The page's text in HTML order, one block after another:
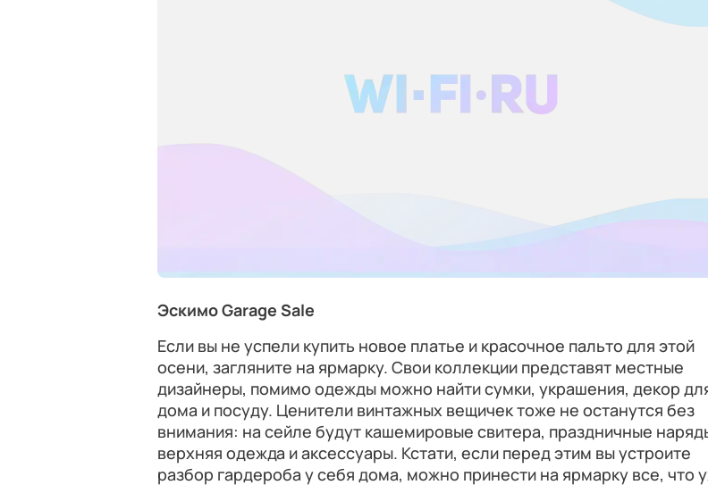
Эскимо Garage Sale
Если вы не успели купить новое платье и красочное пальто для этой
осени, загляните на ярмарку. Свои коллекции представят местные
дизайнеры, помимо одежды можно найти сумки, украшения, декор
дома и посуду. Ценители винтажных вещичек тоже не останутся без
внимания: на сейле будут кашемировые свитера, праздничные
верхняя одежда и аксессуары. Кстати, если перед этим вы устроите
разбор гардероба у себя дома, можно принести на ярмарку все, что